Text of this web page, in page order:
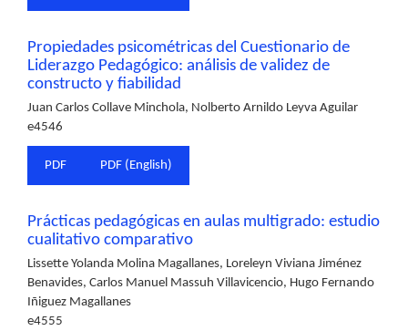
Propiedades psicométricas del Cuestionario de
Liderazgo Pedagógico: análisis de validez de
constructo y fiabilidad
Juan Carlos Collave Minchola, Nolberto Arnildo Leyva Aguilar
e4546
PDF PDF (English)
Prácticas pedagógicas en aulas multigrado: estudio
cualitativo comparativo
Lissette Yolanda Molina Magallanes, Loreleyn Viviana Jiménez
Benavides, Carlos Manuel Massuh Villavicencio, Hugo Fernando
Iñiguez Magallanes
e4555